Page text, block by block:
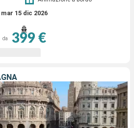
mar 15 dic 2026
da 399 €